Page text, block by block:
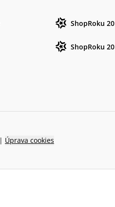
ShopRoku
ShopRoku
| Úprava cookies